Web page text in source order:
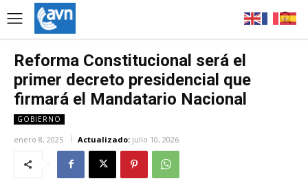
Reforma Constitucional será el
primer decreto presidencial que
firmará el Mandatario Nacional
GOBIERNO
enero 8, 2025 Actualizado: julio 10, 2026